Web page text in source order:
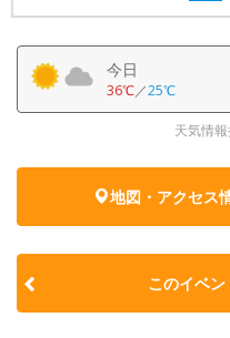
今日
36℃／25℃
天気情
地図・アクセス
このイベ